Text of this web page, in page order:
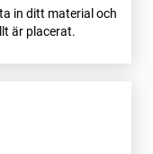
in ditt material och
är placerat.